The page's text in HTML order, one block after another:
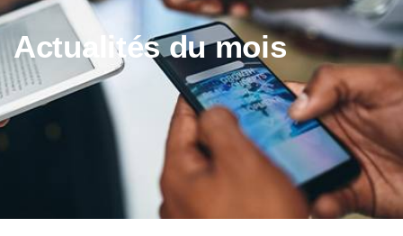
Actualités du mois